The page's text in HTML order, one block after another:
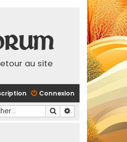
au site
Connexion
Rechercher
Recherche